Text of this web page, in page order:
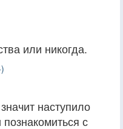
или никогда.
наступило
с